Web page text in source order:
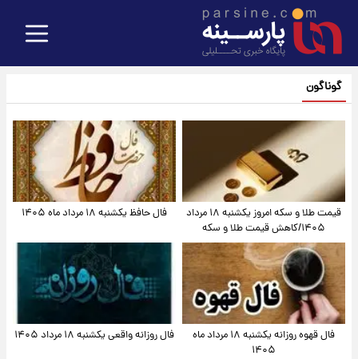
گوناگون
قیمت طلا و سکه امروز یکشنبه ۱۸ مرداد
۱۴۰۵/کاهش قیمت طلا و سکه
فال حافظ یکشنبه ۱۸ مرداد ماه ۱۴۰۵
فال قهوه روزانه یکشنبه ۱۸ مرداد ماه
۱۴۰۵
فال روزانه واقعی یکشنبه ۱۸ مرداد ۱۴۰۵